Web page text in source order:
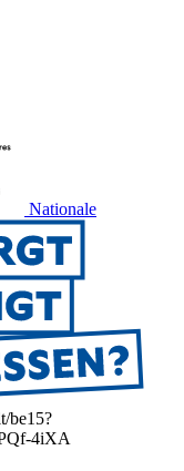
Nationale
be15?
4iXA